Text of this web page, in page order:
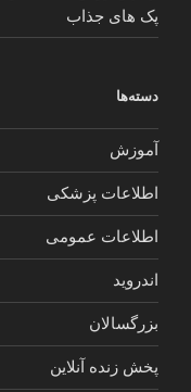
پک های جذاب
دسته‌ها
آموزش
اطلاعات پزشکی
اطلاعات عمومی
اندروید
بزرگسالان
پخش زنده آنلاین